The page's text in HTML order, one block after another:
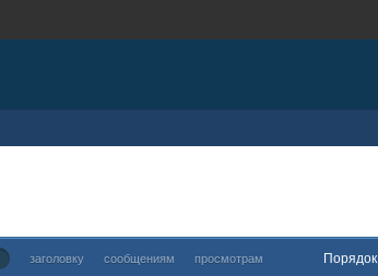
заголовку сообщениям просмотрам Порядок